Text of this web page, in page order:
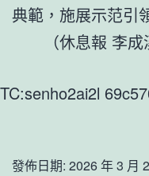
典範，施展示范引
（休息報 李成
TC:senho2ai2l
發佈日期: 2026 年 3 月